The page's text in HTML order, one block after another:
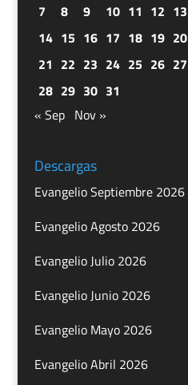
7
8 9 10 11 12 13
14 15 16 17 18 19 20
21 22 23 24 25 26 27
28 29 30 31
« Sep Nov »
Descargas
Evangelio Septiembre 2026
Evangelio Agosto 2026
Evangelio Julio 2026
Evangelio Junio 2026
Evangelio Mayo 2026
Evangelio Abril 2026